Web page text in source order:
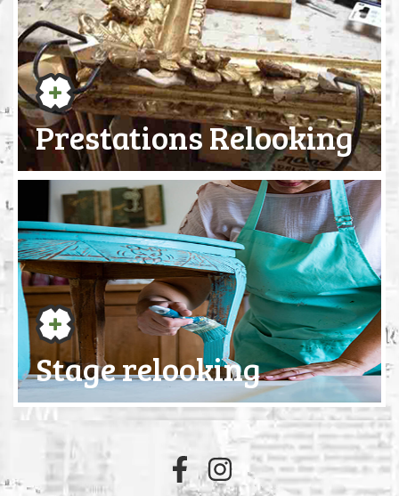
Prestations Relooking
Stage relooking